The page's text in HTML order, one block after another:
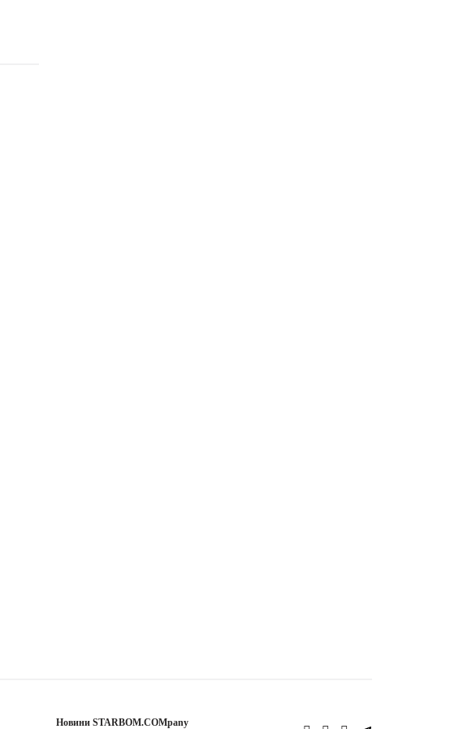
Новини STARBOM.COMpany